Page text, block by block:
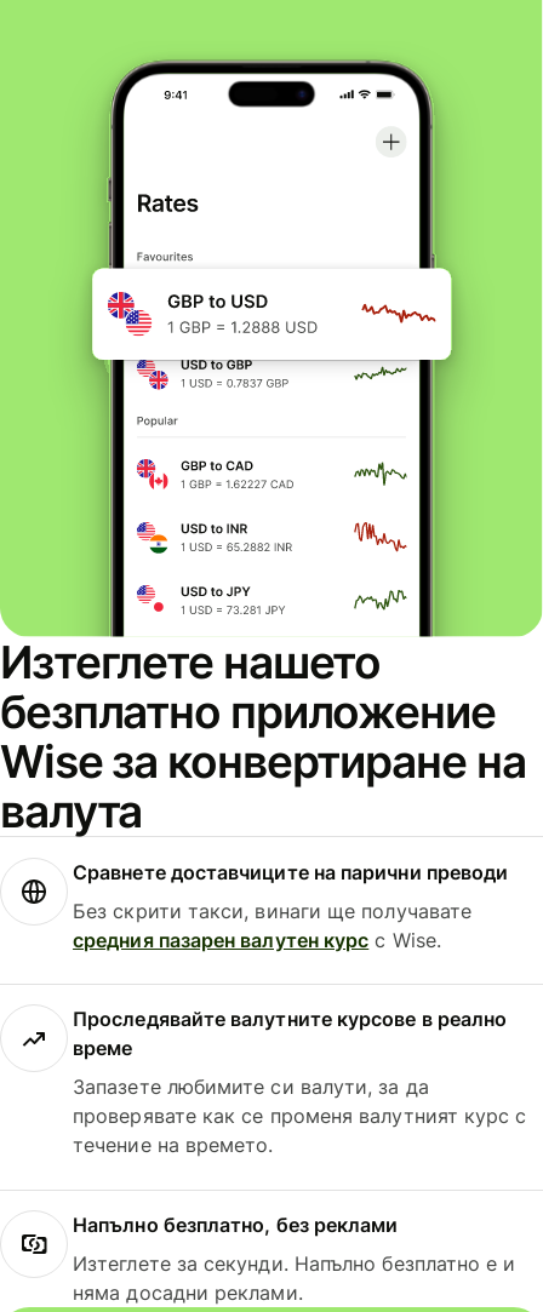
Изтеглете нашето
безплатно приложение
Wise за конвертиране на
валута
Сравнете доставчиците на парични преводи
Без скрити такси, винаги ще получавате
средния пазарен валутен курс с Wise.
Проследявайте валутните курсове в реално
време
Запазете любимите си валути, за да
проверявате как се променя валутният курс с
течение на времето.
Напълно безплатно, без реклами
Изтеглете за секунди. Напълно безплатно е и
няма досадни реклами.